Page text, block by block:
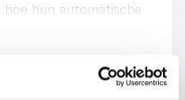
hoe hun automatische
druk, verandering
Centraal staan
van vernieuwend
: Mirjam Boxen